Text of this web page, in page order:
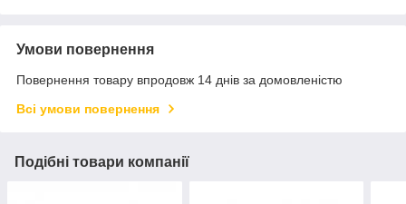
Умови повернення
Повернення товару впродовж 14 днів за домовленістю
Всі умови повернення
Подібні товари компанії